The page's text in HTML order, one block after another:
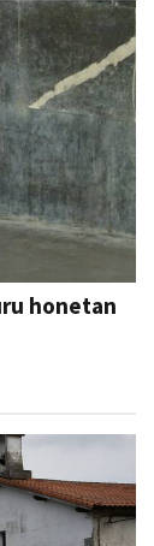
honetan